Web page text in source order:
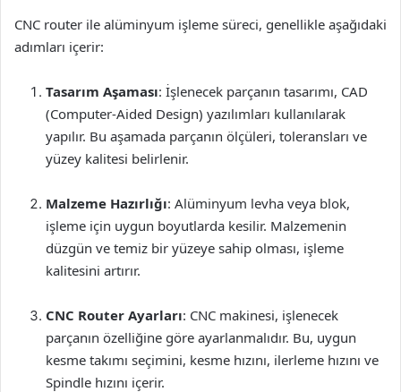
CNC router ile alüminyum işleme süreci, genellikle aşağıdaki
adımları içerir:
Tasarım Aşaması: İşlenecek parçanın tasarımı, CAD
(Computer-Aided Design) yazılımları kullanılarak
yapılır. Bu aşamada parçanın ölçüleri, toleransları ve
yüzey kalitesi belirlenir.
Malzeme Hazırlığı: Alüminyum levha veya blok,
işleme için uygun boyutlarda kesilir. Malzemenin
düzgün ve temiz bir yüzeye sahip olması, işleme
kalitesini artırır.
CNC Router Ayarları: CNC makinesi, işlenecek
parçanın özelliğine göre ayarlanmalıdır. Bu, uygun
kesme takımı seçimini, kesme hızını, ilerleme hızını ve
Spindle hızını içerir.